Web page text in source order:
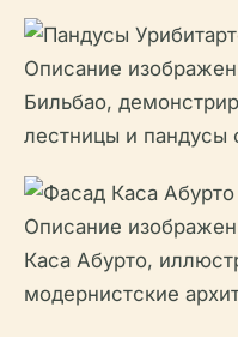
Описание
Бильбао,
лестницы и пандусы
Описание
Каса Абурто,
модернистские